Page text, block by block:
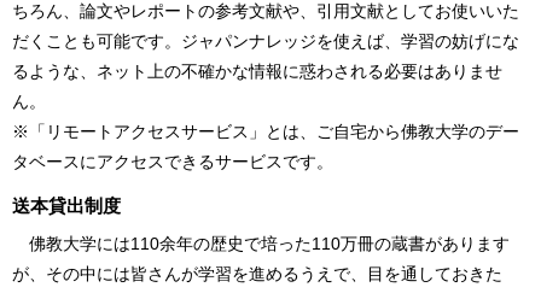
ちろん、論文やレポートの参考文献や、引用文献としてお使いいた
だくことも可能です。ジャパンナレッジを使えば、学習の妨げにな
るような、ネット上の不確かな情報に惑わされる必要はありませ
ん。
※「リモートアクセスサービス」とは、ご自宅から佛教大学のデー
タベースにアクセスできるサービスです。
送本貸出制度
佛教大学には110余年の歴史で培った110万冊の蔵書があります
が、その中には皆さんが学習を進めるうえで、目を通しておきた